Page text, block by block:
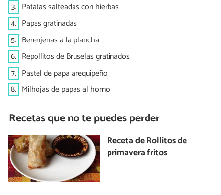
3. Patatas salteadas con hierbas
4. Papas gratinadas
5. Berenjenas a la plancha
6. Repollitos de Bruselas gratinados
7. Pastel de papa arequipeño
8. Milhojas de papas al horno
Recetas que no te puedes perder
Receta de Rollitos de
primavera fritos